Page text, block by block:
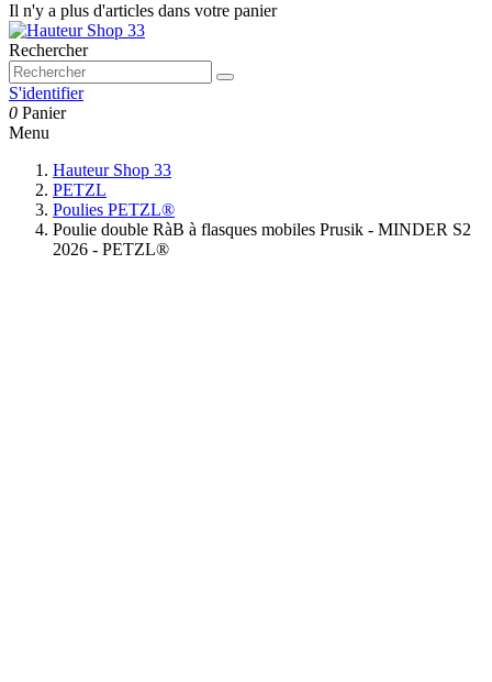
Il n'y a plus d'articles dans votre panier
Rechercher
S'identifier
0 Panier
Menu
Hauteur Shop 33
PETZL
Poulies PETZL®
Poulie double RàB à flasques mobiles Prusik - MINDER S2
2026 - PETZL®